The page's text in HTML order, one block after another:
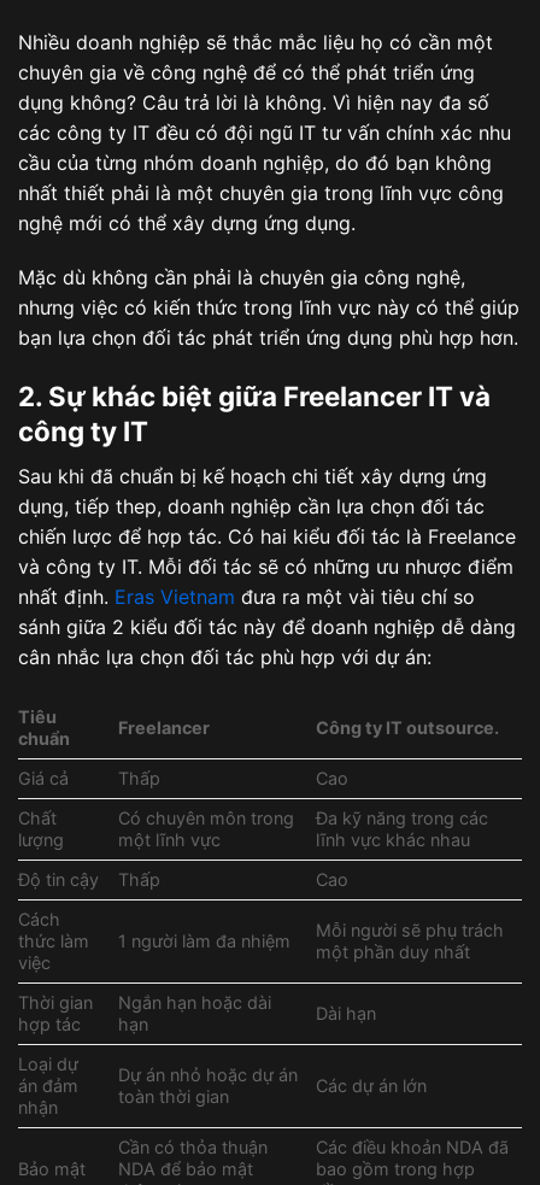
Nhiều doanh nghiệp sẽ thắc mắc liệu họ có cần một
chuyên gia về công nghệ để có thể phát triển ứng
dụng không? Câu trả lời là không. Vì hiện nay đa số
các công ty IT đều có đội ngũ IT tư vấn chính xác nhu
cầu của từng nhóm doanh nghiệp, do đó bạn không
nhất thiết phải là một chuyên gia trong lĩnh vực công
nghệ mới có thể xây dựng ứng dụng.
Mặc dù không cần phải là chuyên gia công nghệ,
nhưng việc có kiến thức trong lĩnh vực này có thể giúp
bạn lựa chọn đối tác phát triển ứng dụng phù hợp hơn.
2. Sự khác biệt giữa Freelancer IT và
công ty IT
Sau khi đã chuẩn bị kế hoạch chi tiết xây dựng ứng
dụng, tiếp thep, doanh nghiệp cần lựa chọn đối tác
chiến lược để hợp tác. Có hai kiểu đối tác là Freelance
và công ty IT. Mỗi đối tác sẽ có những ưu nhược điểm
nhất định. Eras Vietnam đưa ra một vài tiêu chí so
sánh giữa 2 kiểu đối tác này để doanh nghiệp dễ dàng
cân nhắc lựa chọn đối tác phù hợp với dự án:
Tiêu
chuẩn
Freelancer Công ty IToutsource.
Giá cả Thấp
Cao
Chất
lượng
Có chuyên môn trong
một lĩnh vực
Đa kỹ năng trong các
lĩnh vực khác nhau
Độ tin cậy
Thấp
Cao
Cách
thức làm
việc
1 người làm đa nhiệm
Mỗi người sẽ phụ trách
một phần duy nhất
Thời gian
hợp tác
Ngắn hạn hoặc dài
hạn
Dài hạn
Loại dự
án đảm
nhận
Dự án nhỏ hoặc dự án
toàn thời gian
Các dự án lớn
Bảo mật
Cần có thỏa thuận
NDA để bảo mật
Các điều khoản NDA đã
bao gồm trong hợp